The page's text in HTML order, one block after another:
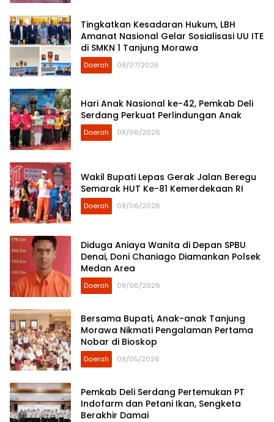
Tingkatkan Kesadaran Hukum, LBH
Amanat Nasional Gelar Sosialisasi UU ITE
di SMKN 1 Tanjung Morawa
Daerah 08/07/2026
Hari Anak Nasional ke-42, Pemkab Deli
Serdang Perkuat Perlindungan Anak
Daerah 08/06/2026
Wakil Bupati Lepas Gerak Jalan Beregu
Semarak HUT Ke-81 Kemerdekaan RI
Daerah 08/06/2026
Diduga Aniaya Wanita di Depan SPBU
Denai, Doni Chaniago Diamankan Polsek
Medan Area
Daerah 08/06/2026
Bersama Bupati, Anak-anak Tanjung
Morawa Nikmati Pengalaman Pertama
Nobar di Bioskop
Daerah 08/05/2026
Pemkab Deli Serdang Pertemukan PT
Indofarm dan Petani Ikan, Sengketa
Berakhir Damai